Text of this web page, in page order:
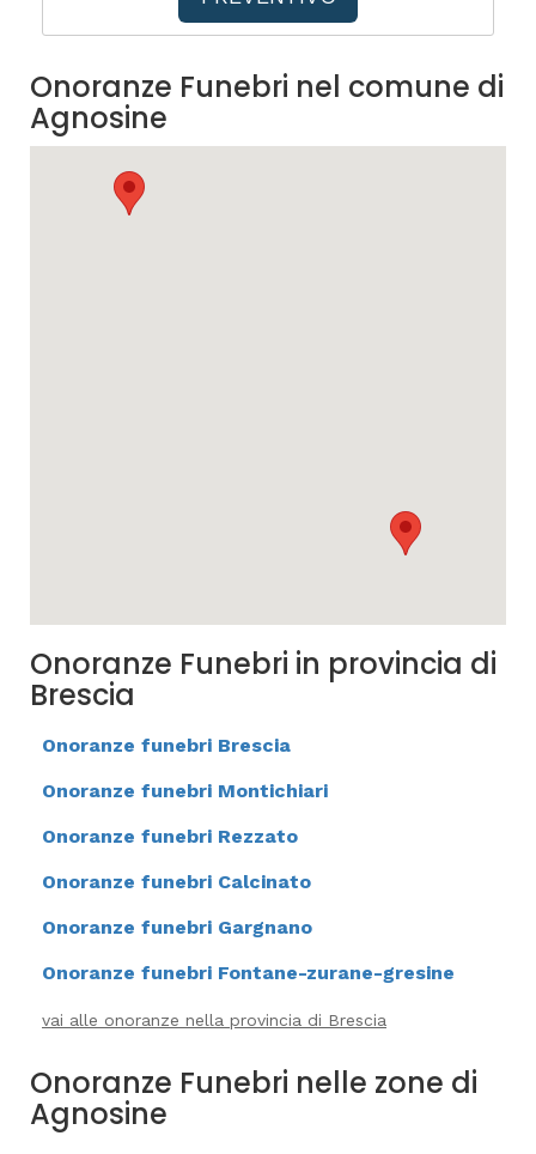
Onoranze Funebri nel comune di
Agnosine
Onoranze Funebri in provincia di
Brescia
Onoranze funebri Brescia
Onoranze funebri Montichiari
Onoranze funebri Rezzato
Onoranze funebri Calcinato
Onoranze funebri Gargnano
Onoranze funebri Fontane-zurane-gresine
vai alle onoranze nella provincia di Brescia
Onoranze Funebri nelle zone di
Agnosine